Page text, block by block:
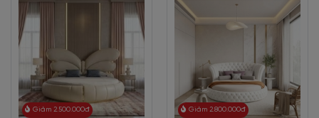
Giảm 2.500.000đ Giảm 2.800.000đ